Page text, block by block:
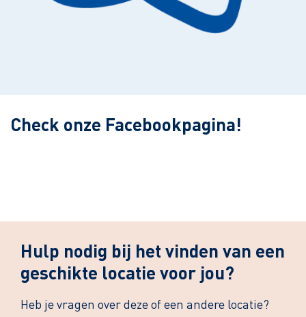
Check onze Facebookpagina!
Hulp nodig bij het vinden van een
geschikte locatie voor jou?
Heb je vragen over deze of een andere locatie?